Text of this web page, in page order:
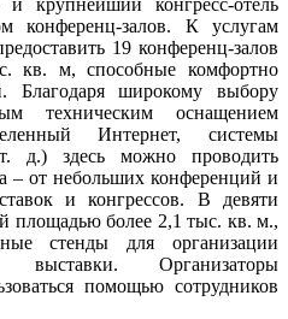
конференц-залов. К услугам
19 конференц-залов
кв. м, способные комфортно
Благодаря широкому выбору
техническим оснащением
Интернет, системы
д.) здесь можно проводить
– от небольших конференций и
и конгрессов. В девяти
площадью более 2,1 тыс. кв. м.,
стенды для организации
выставки. Организаторы
помощью сотрудников